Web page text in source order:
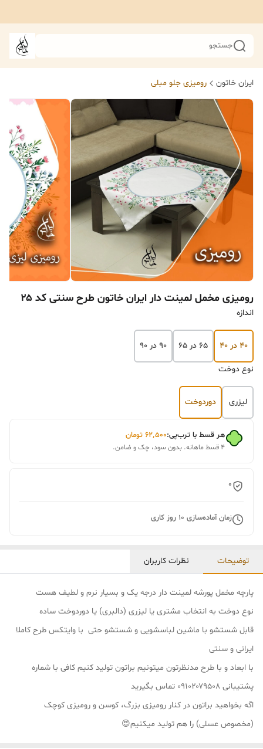
جستجو
ایران خاتون رومیزی جلو مبلی
رومیزی مخمل لمینت دار ایران خاتون طرح سنتی کد ۲۵
اندازه
۴۰ در ۴۰ ۶۵ در ۶۵ ۹۰ در ۹۰
نوع دوخت
لیزری دوردوخت
هر قسط با ترب‌پی:۶۲٬۵۰۰ تومان
۴ قسط ماهانه. بدون سود، چک و ضامن.
0
زمان آماده‌سازی 10 روز کاری
توضیحات نظرات کاربران
پارچه مخمل پورشه لمینت دار درجه یک و بسیار نرم و لطیف هست
نوع دوخت به انتخاب مشتری یا لیزری (دالبری) یا دوردوخت ساده
قابل شستشو با ماشین لباسشویی و شستشو حتی با وایتکس طرح کاملا
ایرانی و سنتی
با ابعاد و با طرح مدنظرتون میتونیم براتون تولید کنیم کافی با شماره
پشتیبانی ۰۹۱۰۲۰۷۹۵۰۸ تماس بگیرید
اگه بخواهید براتون در کنار رومیزی بزرگ، کوسن و رومیزی کوچک
(مخصوص عسلی) را هم تولید میکنیم😍